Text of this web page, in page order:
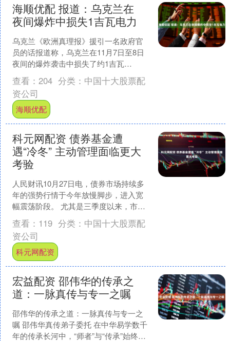
海顺优配 报道：乌克兰在
夜间爆炸中损失1吉瓦电力
乌克兰《欧洲真理报》援引一名政府官
员的话报道称，乌克兰在11月7日至8日
夜间的爆炸袭击中损失了约1吉瓦
（GW）电力发电能力。 该官员表
示：“电网至少损失了1吉瓦....
查看： 204 分类： 中国十大股票配
资公司
海顺优配
科元网配资 债券基金遭
遇“冷冬” 主动管理面临更大
考验
人民财讯10月27日电，债券市场持续多
年的强势行情于今年放慢脚步，进入宽
幅震荡阶段。 尤其是三季度以来，市场
风险偏好整体提升，在大类资产价值重
估的逻辑下，债券资....
查看： 119 分类： 中国十大股票配
资公司
科元网配资
宏益配资 邵伟华的传承之
道：一脉真传与专一之嘱
邵伟华的传承之道：一脉真传与专一之
嘱 邵伟华真传弟子委托 在中华易学数千
年的传承长河中，“师者”与“传承”始终是